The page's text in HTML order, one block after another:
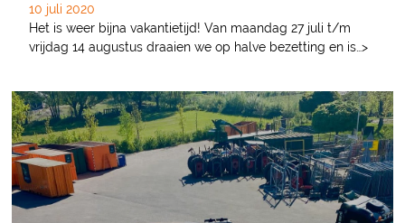
10 juli 2020
Het is weer bijna vakantietijd! Van maandag 27 juli t/m
vrijdag 14 augustus draaien we op halve bezetting en is…>